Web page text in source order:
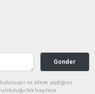
Gonder
ve siteye yaptığınız
tek başınıza